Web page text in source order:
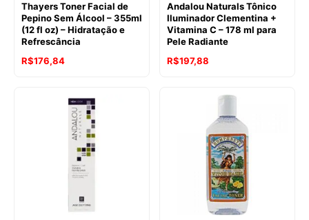
Thayers Toner Facial de
Pepino Sem Álcool – 355ml
(12 fl oz) – Hidratação e
Refrescância
R$176,84
Andalou Naturals Tônico
Iluminador Clementina +
Vitamina C – 178 ml para
Pele Radiante
R$197,88